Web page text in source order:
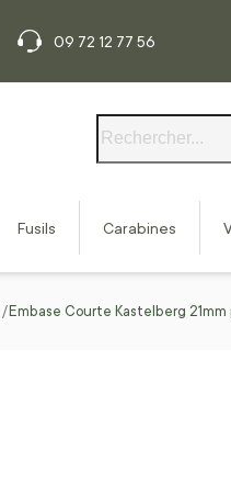
09 72 12 77 56
Fusils Carabines
Embase Courte Kastelberg